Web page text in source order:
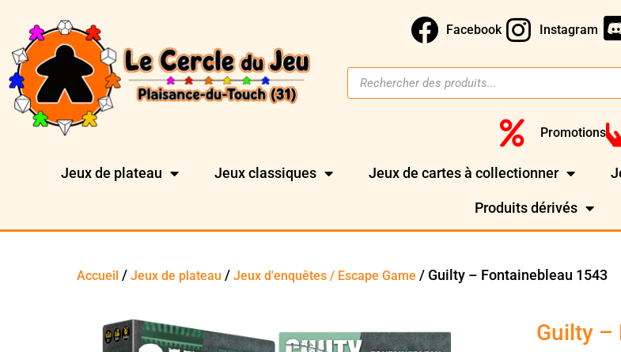
Facebook Instagram
Promotions
Jeux de plateau Jeux classiques Jeux de cartes à collectionner
Produits dérivés
Accueil /Jeux de plateau /Jeux d'enquêtes / Escape Game / Guilty – Fontainebleau 1543
Guilty –